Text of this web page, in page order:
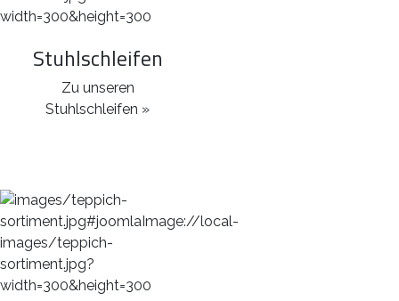
Stuhlschleifen
Zu unseren
Stuhlschleifen »